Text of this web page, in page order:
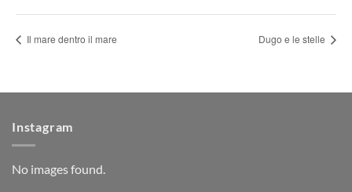
Il mare dentro il mare Dugo e le stelle
Instagram
No images found.